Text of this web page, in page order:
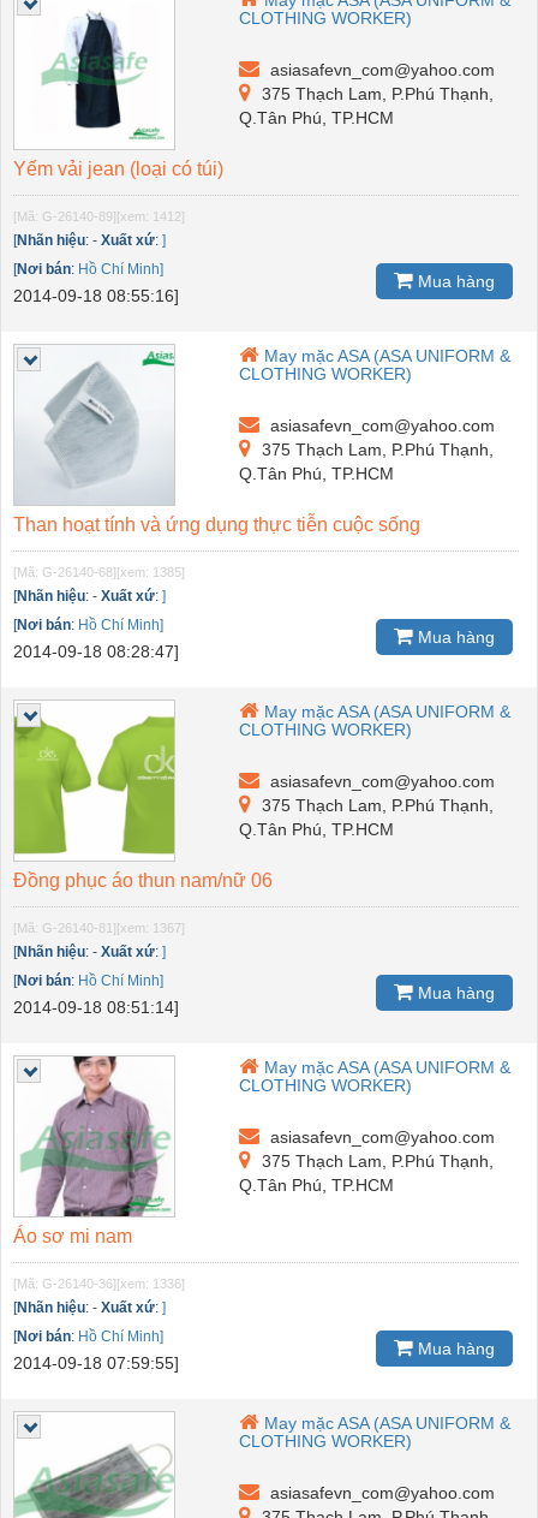
CLOTHING WORKER)
asiasafevn_com@yahoo.com
375 Thạch Lam, P.Phú Thạnh,
Q.Tân Phú, TP.HCM
Yếm vải jean (loại có túi)
[Mã: G-26140-89][xem: 1412]
[Nhãn hiệu: - Xuất xứ: ]
[Nơi bán: Hồ Chí Minh]
2014-09-18 08:55:16]
Mua hàng
May mặc ASA (ASA UNIFORM &
CLOTHING WORKER)
asiasafevn_com@yahoo.com
375 Thạch Lam, P.Phú Thạnh,
Q.Tân Phú, TP.HCM
Than hoạt tính và ứng dụng thực tiễn cuộc sống
[Mã: G-26140-68][xem: 1385]
[Nhãn hiệu: - Xuất xứ: ]
[Nơi bán: Hồ Chí Minh]
2014-09-18 08:28:47]
Mua hàng
May mặc ASA (ASA UNIFORM &
CLOTHING WORKER)
asiasafevn_com@yahoo.com
375 Thạch Lam, P.Phú Thạnh,
Q.Tân Phú, TP.HCM
Đồng phục áo thun nam/nữ 06
[Mã: G-26140-81][xem: 1367]
[Nhãn hiệu: - Xuất xứ: ]
[Nơi bán: Hồ Chí Minh]
2014-09-18 08:51:14]
Mua hàng
May mặc ASA (ASA UNIFORM &
CLOTHING WORKER)
asiasafevn_com@yahoo.com
375 Thạch Lam, P.Phú Thạnh,
Q.Tân Phú, TP.HCM
Áo sơ mi nam
[Mã: G-26140-36][xem: 1336]
[Nhãn hiệu: - Xuất xứ: ]
[Nơi bán: Hồ Chí Minh]
2014-09-18 07:59:55]
Mua hàng
May mặc ASA (ASA UNIFORM &
CLOTHING WORKER)
asiasafevn_com@yahoo.com